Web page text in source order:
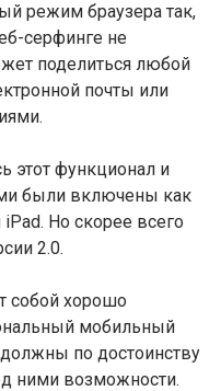
режим браузера так,
серфинге не
поделиться любой
почты или
этот функционал и
были включены как
Но скорее всего
2.0.
собой хорошо
мобильный
по достоинству
ними возможности.